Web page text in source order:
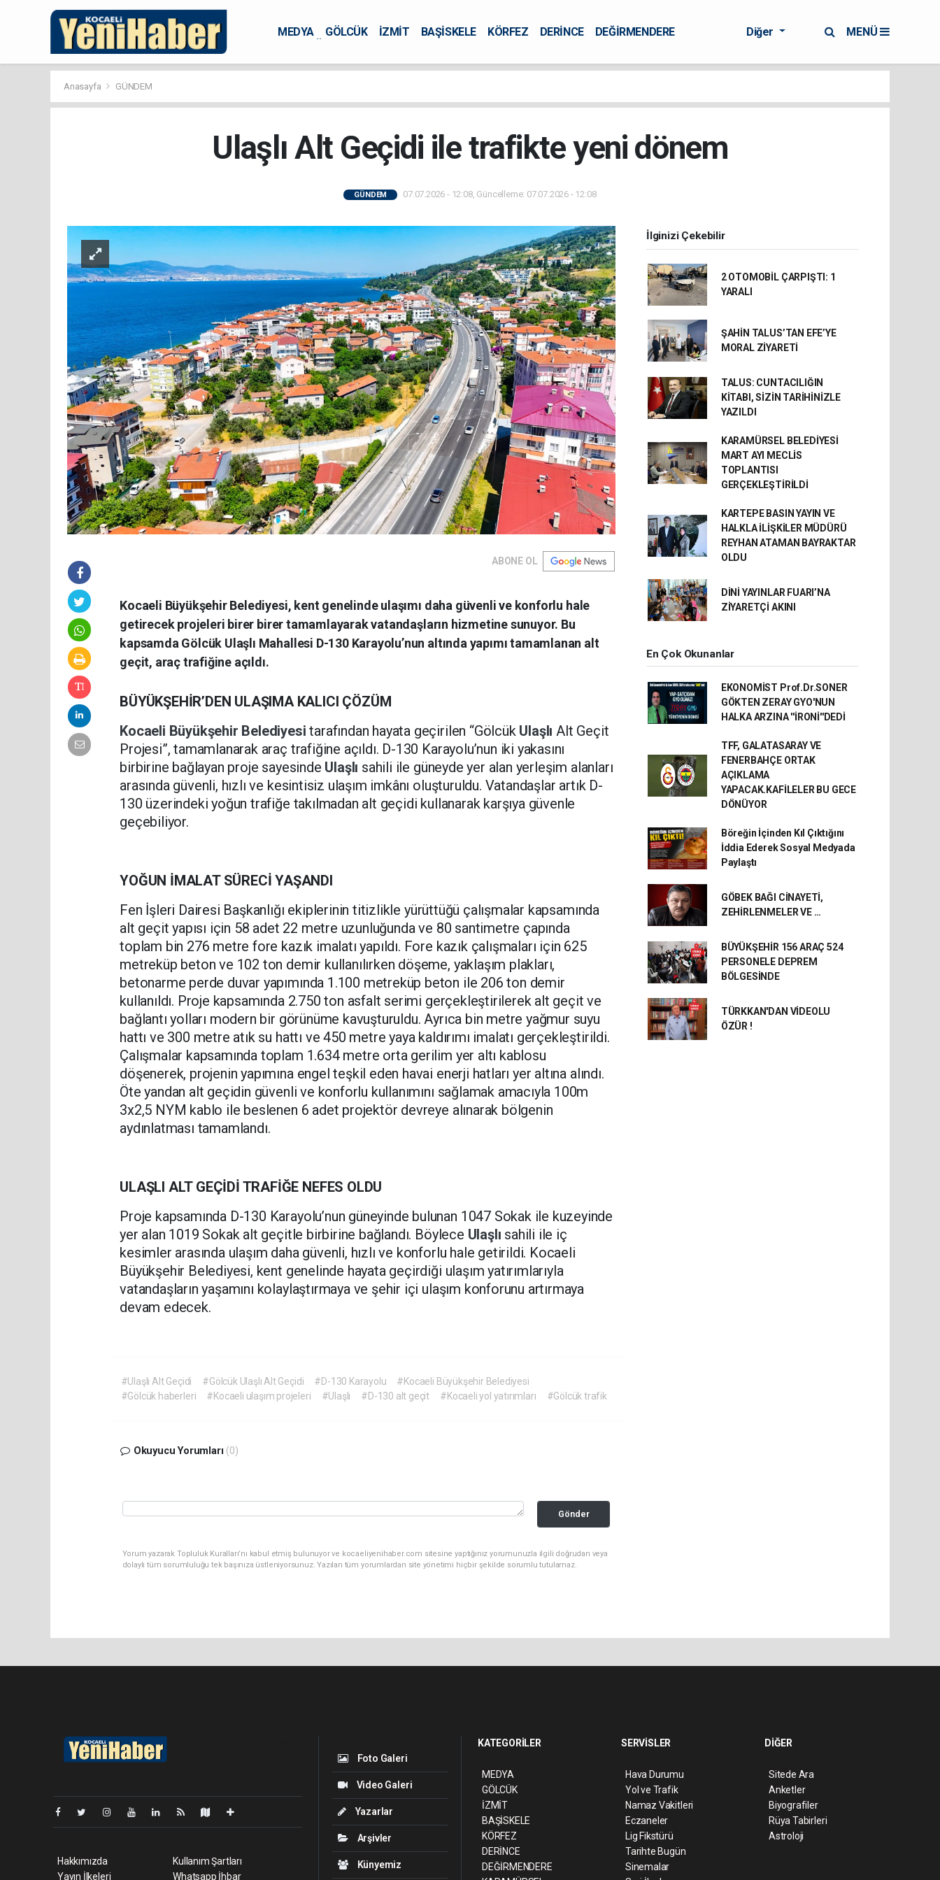
MEDYA GÖLCÜK İZMİT BAŞİSKELE KÖRFEZ DERİNCE
DEĞİRMENDERE
Diğer MENÜ
Anasayfa GÜNDEM
Ulaşlı Alt Geçidi ile trafikte yeni dönem
GÜNDEM 07.07.2026 - 12:08, Güncelleme: 07.07.2026 - 12:08
ABONE OL
Kocaeli Büyükşehir Belediyesi, kent genelinde ulaşımı daha güvenli ve konforlu hale
getirecek projeleri birer birer tamamlayarak vatandaşların hizmetine sunuyor. Bu
kapsamda Gölcük Ulaşlı Mahallesi D-130 Karayolu’nun altında yapımı tamamlanan alt
geçit, araç trafiğine açıldı.
BÜYÜKŞEHİR’DEN ULAŞIMA KALICI ÇÖZÜM
Kocaeli Büyükşehir Belediyesitarafından hayata geçirilen “Gölcük UlaşlıAlt Geçit
Projesi”, tamamlanarak araç trafiğine açıldı. D-130 Karayolu’nun iki yakasını
birbirine bağlayan proje sayesinde Ulaşlı sahili ile güneyde yer alan yerleşim alanları
arasında güvenli, hızlı ve kesintisiz ulaşım imkânı oluşturuldu. Vatandaşlar artık D-
130 üzerindeki yoğun trafiğe takılmadan alt geçidi kullanarak karşıya güvenle
geçebiliyor.
YOĞUN İMALAT SÜRECİ YAŞANDI
Fen İşleri Dairesi Başkanlığı ekiplerinin titizlikle yürüttüğü çalışmalar kapsamında
alt geçit yapısı için 58 adet 22 metre uzunluğunda ve 80 santimetre çapında
toplam bin 276 metre fore kazık imalatı yapıldı. Fore kazık çalışmaları için 625
metreküp beton ve 102 ton demir kullanılırken döşeme, yaklaşım plakları,
betonarme perde duvar yapımında 1.100 metreküp beton ile 206 ton demir
kullanıldı. Proje kapsamında 2.750 ton asfalt serimi gerçekleştirilerek alt geçit ve
bağlantı yolları modern bir görünüme kavuşturuldu. Ayrıca bin metre yağmur suyu
hattı ve 300 metre atık su hattı ve 450 metre yaya kaldırımı imalatı gerçekleştirildi.
Çalışmalar kapsamında toplam 1.634 metre orta gerilim yer altı kablosu
döşenerek, projenin yapımına engel teşkil eden havai enerji hatları yer altına alındı.
Öte yandan alt geçidin güvenli ve konforlu kullanımını sağlamak amacıyla 100m
3x2,5 NYM kablo ile beslenen 6 adet projektör devreye alınarak bölgenin
aydınlatması tamamlandı.
ULAŞLI ALT GEÇİDİ TRAFİĞE NEFES OLDU
Proje kapsamında D-130 Karayolu’nun güneyinde bulunan 1047 Sokak ile kuzeyinde
yer alan 1019 Sokak alt geçitle birbirine bağlandı. Böylece Ulaşlı sahili ile iç
kesimler arasında ulaşım daha güvenli, hızlı ve konforlu hale getirildi. Kocaeli
Büyükşehir Belediyesi, kent genelinde hayata geçirdiği ulaşım yatırımlarıyla
vatandaşların yaşamını kolaylaştırmaya ve şehir içi ulaşım konforunu artırmaya
devam edecek.
#Ulaşlı Alt Geçidi #Gölcük Ulaşlı Alt Geçidi #D-130 Karayolu
#Kocaeli Büyükşehir Belediyesi
#Gölcük haberleri
#Kocaeli ulaşım projeleri #Ulaşlı #D-130 alt geçit #Kocaeli yol yatırımları #Gölcük trafik
Okuyucu Yorumları (0)
Gönder
Yorum yazarak Topluluk Kuralları’nı kabul etmiş bulunuyor ve kocaeliyenihaber.com sitesine yaptığınız yorumunuzla ilgili doğrudan veya
dolaylı tüm sorumluluğu tek başınıza üstleniyorsunuz. Yazılan tüm yorumlardan site yönetimi hiçbir şekilde sorumlu tutulamaz.
İlginizi Çekebilir
2 OTOMOBİL ÇARPIŞTI: 1
YARALI
ŞAHİN TALUS’TAN EFE’YE
MORAL ZİYARETİ
TALUS: CUNTACILIĞIN
KİTABI, SİZİN TARİHİNİZLE
YAZILDI
KARAMÜRSEL BELEDİYESİ
MART AYI MECLİS
TOPLANTISI
GERÇEKLEŞTİRİLDİ
KARTEPE BASIN YAYIN VE
HALKLA İLİŞKİLER MÜDÜRÜ
REYHAN ATAMAN BAYRAKTAR
OLDU
DİNİ YAYINLAR FUARI’NA
ZİYARETÇİ AKINI
En Çok Okunanlar
EKONOMİST Prof.Dr.SONER
GÖKTEN ZERAY GYO'NUN
HALKA ARZINA ''İRONİ''DEDİ
TFF, GALATASARAY VE
FENERBAHÇE ORTAK
AÇIKLAMA
YAPACAK.KAFİLELER BU GECE
DÖNÜYOR
Böreğin İçinden Kıl Çıktığını
İddia Ederek Sosyal Medyada
Paylaştı
GÖBEK BAĞI CİNAYETİ,
ZEHİRLENMELER VE …
BÜYÜKŞEHİR 156 ARAÇ 524
PERSONELE DEPREM
BÖLGESİNDE
TÜRKKAN'DAN VİDEOLU
ÖZÜR !
Hakkımızda
Yayın İlkeleri
Kullanım Şartları
Whatsapp İhbar
Foto Galeri
Video Galeri
Yazarlar
Arşivler
Künyemiz
KATEGORİLER
MEDYA
GÖLCÜK
İZMİT
BAŞİSKELE
KÖRFEZ
DERİNCE
DEĞİRMENDERE
SERVİSLER
Hava Durumu
Yol ve Trafik
Namaz Vakitleri
Eczaneler
Lig Fikstürü
Tarihte Bugün
Sinemalar
DİĞER
Sitede Ara
Anketler
Biyografiler
Rüya Tabirleri
Astroloji